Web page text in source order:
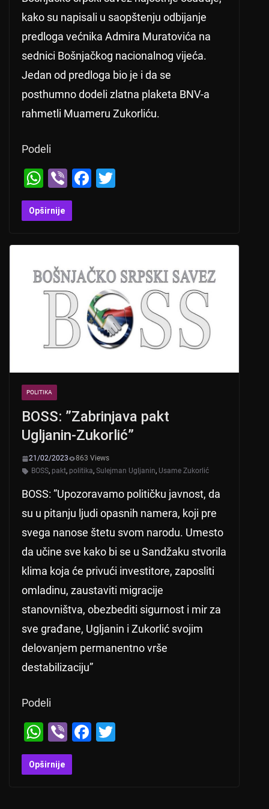
kako su napisali u saopštenju odbijanje
predloga većnika Admira Muratovića na
sednici Bošnjačkog nacionalnog vijeća.
Jedan od predloga bio je i da se
posthumno dodeli zlatna plaketa BNV-a
rahmetli Muameru Zukorliću.
Podeli
W
h
at
p
p
Vi
b
er
F
o
o
k
Opširnije
POLITIKA
BOSS: ”Zabrinjava pakt
Ugljanin-Zukorlić”
21/02/2023
863 Views
BOSS, pakt, politika, Sulejman Ugljanin, Usame Zukorlić
BOSS: ”Upozoravamo političku javnost, da
su u pitanju ljudi opasnih namera, koji pre
svega nanose štetu svom narodu. Umesto
da učine sve kako bi se u Sandžaku stvorila
klima koja će privući investitore, zaposliti
omladinu, zaustaviti migracije
stanovništva, obezbediti sigurnost i mir za
sve građane, Ugljanin i Zukorlić svojim
delovanjem permanentno vrše
destabilizaciju”
Podeli
W
h
at
Vi
b
er
F
Opširnije